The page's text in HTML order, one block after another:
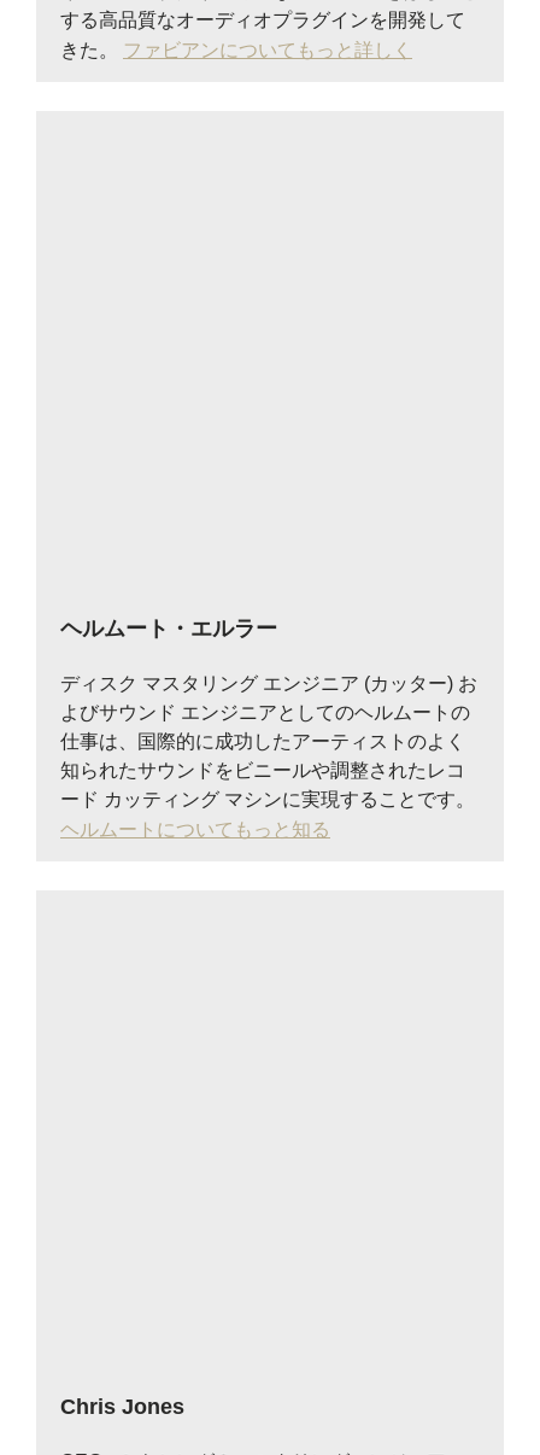
Chris Jones
ヘルムート・エルラー
ディスク マスタリング エンジニア (カッター) お
よびサウンド エンジニアとしてのヘルムートの
仕事は、国際的に成功したアーティストのよく
知られたサウンドをビニールや調整されたレコ
ード カッティング マシンに実現することです。
ヘルムートについてもっと知る
する高品質なオーディオプラグインを開発して
きた。
ファビアンについてもっと詳しく